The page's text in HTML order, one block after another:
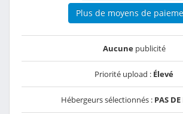
Plus de moyens de
Aucunepublicité
Priorité upload : Élevé
Hébergeurs sélectionnés : PAS